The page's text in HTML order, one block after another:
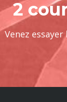
2
Venez